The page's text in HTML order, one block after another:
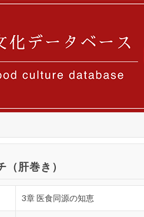
（肝巻き）
3章 医食同源の知恵